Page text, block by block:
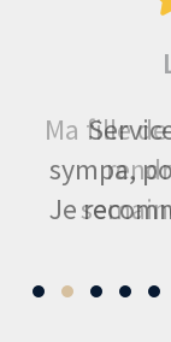
Ma fille
sympa,
Je